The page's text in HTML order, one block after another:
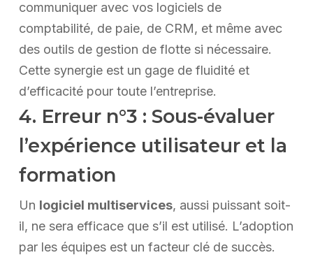
communiquer avec vos logiciels de
comptabilité, de paie, de CRM, et même avec
des outils de gestion de flotte si nécessaire.
Cette synergie est un gage de fluidité et
d’efficacité pour toute l’entreprise.
4. Erreur n°3 : Sous-évaluer
l’expérience utilisateur et la
formation
Un logiciel multiservices, aussi puissant soit-
il, ne sera efficace que s’il est utilisé. L’adoption
par les équipes est un facteur clé de succès.